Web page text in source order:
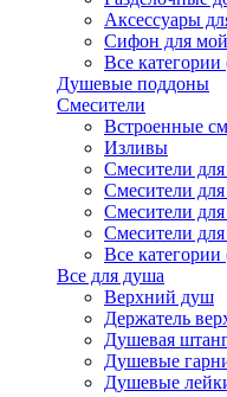
Аксессуары
Сифон для
Все категории
Душевые поддоны
Смесители
Встроенные
Изливы
Смесители
Смесители
Смесители
Смесители
Все категории
Все для душа
Верхний душ
Держатель
Душевая
Душевые
Душевые